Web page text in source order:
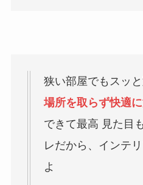
狭い部屋でもスッ
場所を取らず快適
できて最高 見た目
レだから、インテ
よ